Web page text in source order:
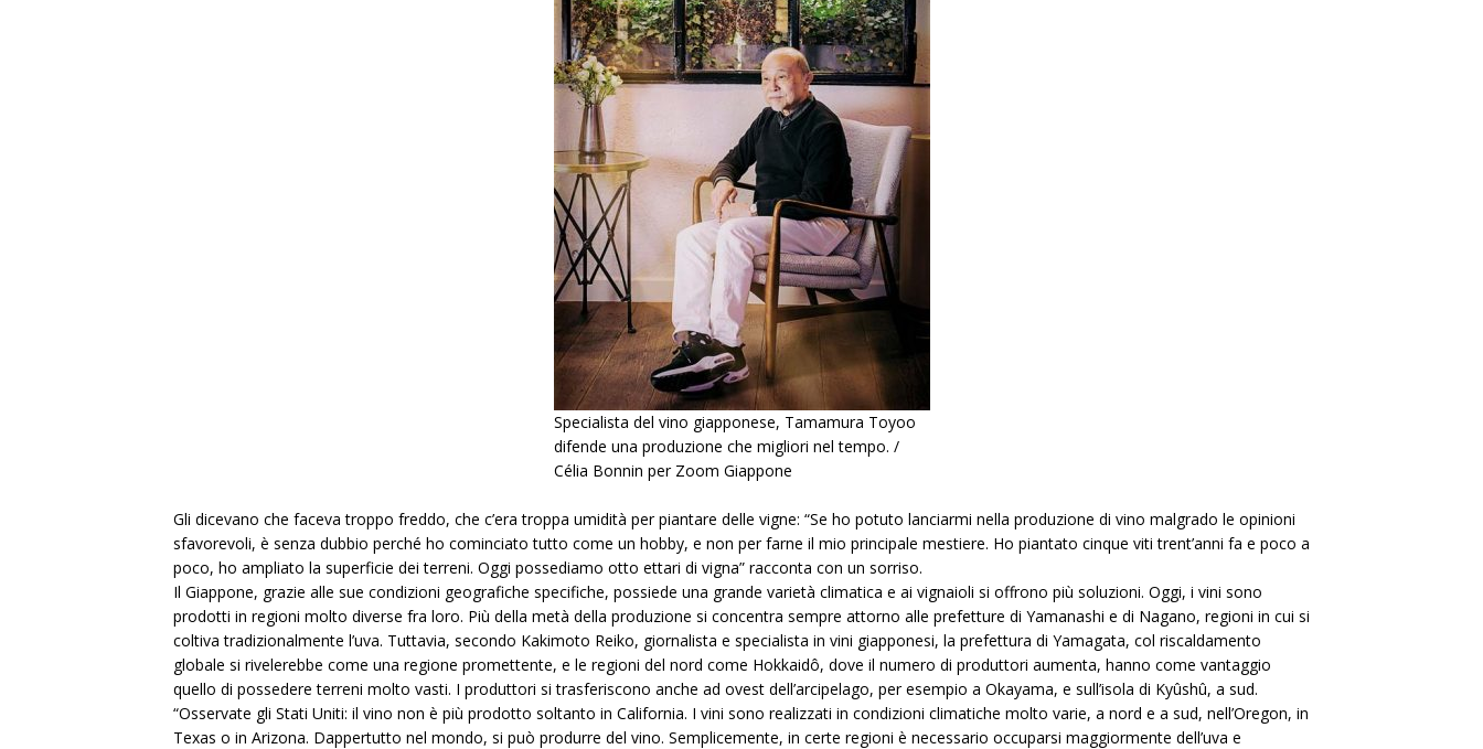
Specialista del vino giapponese, Tamamura Toyoo
difende una produzione che migliori nel tempo. /
Célia Bonnin per Zoom Giappone
Gli dicevano che faceva troppo freddo, che c’era troppa umidità per piantare delle vigne: “Se ho potuto lanciarmi nella produzione di vino malgrado le opinioni
sfavorevoli, è senza dubbio perché ho cominciato tutto come un hobby, e non per farne il mio principale mestiere. Ho piantato cinque viti trent’anni fa e poco a
poco, ho ampliato la superficie dei terreni. Oggi possediamo otto ettari di vigna” racconta con un sorriso.
Il Giappone, grazie alle sue condizioni geografiche specifiche, possiede una grande varietà climatica e ai vignaioli si offrono più soluzioni. Oggi, i vini sono
prodotti in regioni molto diverse fra loro. Più della metà della produzione si concentra sempre attorno alle prefetture di Yamanashi e di Nagano, regioni in cui si
coltiva tradizionalmente l’uva. Tuttavia, secondo Kakimoto Reiko, giornalista e specialista in vini giapponesi, la prefettura di Yamagata, col riscaldamento
globale si rivelerebbe come una regione promettente, e le regioni del nord come Hokkaidô, dove il numero di produttori aumenta, hanno come vantaggio
quello di possedere terreni molto vasti. I produttori si trasferiscono anche ad ovest dell’arcipelago, per esempio a Okayama, e sull’isola di Kyûshû, a sud.
“Osservate gli Stati Uniti: il vino non è più prodotto soltanto in California. I vini sono realizzati in condizioni climatiche molto varie, a nord e a sud, nell’Oregon, in
Texas o in Arizona. Dappertutto nel mondo, si può produrre del vino. Semplicemente, in certe regioni è necessario occuparsi maggiormente dell’uva e